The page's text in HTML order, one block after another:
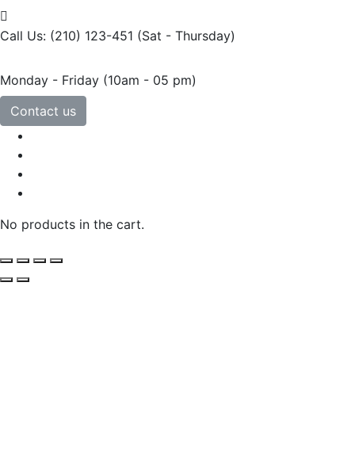
Call Us: (210) 123-451 (Sat - Thursday)
Monday - Friday (10am - 05 pm)
Contact us
No products in the cart.